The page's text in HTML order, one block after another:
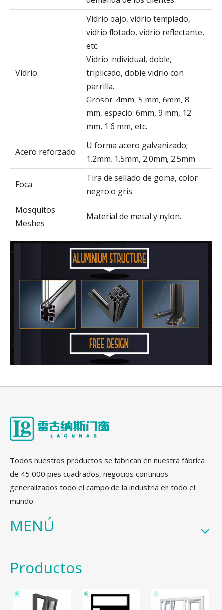
Vidrio
Vidrio bajo, vidrio templado,
vidrio flotado, vidrio reflectante,
etc.
Vidrio individual, doble,
triplicado, doble vidrio con
parrilla.
Grosor. 4mm, 5 mm, 6mm, 8
mm, espacio: 6mm, 9 mm, 12
mm, 1 6 mm, etc.
Acero reforzado
U forma acero galvanizado;
1.2mm, 1.5mm, 2.0mm, 2.5mm
Foca
Tira de sellado de goma, color
negro o gris.
Mosquitos
Meshes
Material de metal y nylon.
Todos nuestros productos se fabrican en nuestra fábrica
de 45 000 pies cuadrados, negocios continuos
generalizados todo el campo de la industria en todo el
mundo.
MENÚ
Productos